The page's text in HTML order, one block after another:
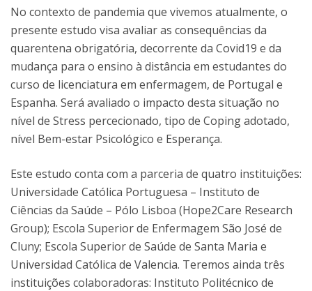
No contexto de pandemia que vivemos atualmente, o
presente estudo visa avaliar as consequências da
quarentena obrigatória, decorrente da Covid19 e da
mudança para o ensino à distância em estudantes do
curso de licenciatura em enfermagem, de Portugal e
Espanha. Será avaliado o impacto desta situação no
nível de Stress percecionado, tipo de Coping adotado,
nível Bem-estar Psicológico e Esperança.
Este estudo conta com a parceria de quatro instituições:
Universidade Católica Portuguesa – Instituto de
Ciências da Saúde – Pólo Lisboa (Hope2Care Research
Group); Escola Superior de Enfermagem São José de
Cluny; Escola Superior de Saúde de Santa Maria e
Universidad Católica de Valencia. Teremos ainda três
instituições colaboradoras: Instituto Politécnico de